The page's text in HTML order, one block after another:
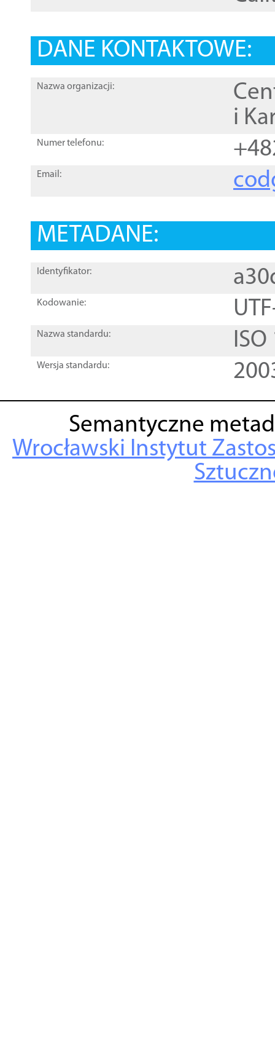
DANE KONTAKTOWE:
Nazwa organizacji:
i
Numer telefonu:
Email:
METADANE:
Identyfikator:
Kodowanie:
Nazwa standardu:
Wersja standardu:
Semantyczne
Wrocławski Instytut